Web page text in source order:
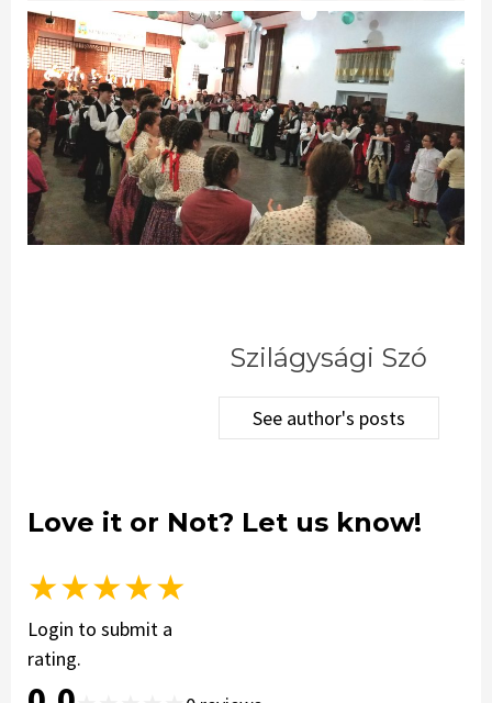
Szilágysági Szó
See author's posts
Love it or Not? Let us know!
★★★★★
Login to submit a
rating.